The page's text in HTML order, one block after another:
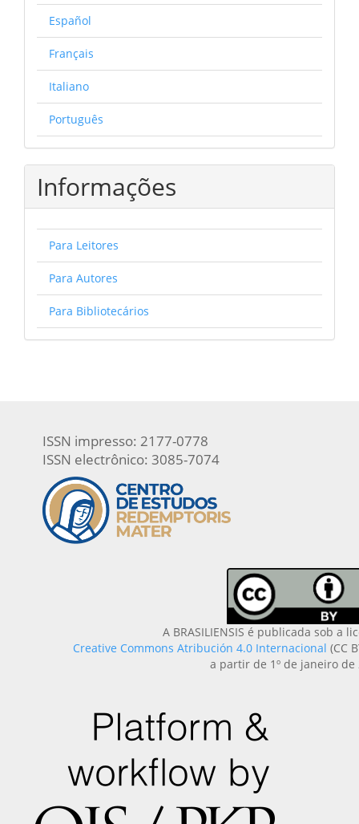
Español
Français
Italiano
Português
Informações
Para Leitores
Para Autores
Para Bibliotecários
ISSN impresso: 2177-0778
ISSN electrônico: 3085-7074
A BRASILIENSIS é publicada sob a
Creative Commons Atribución 4.0 Internacional (CC
a partir de 1º de janeiro de